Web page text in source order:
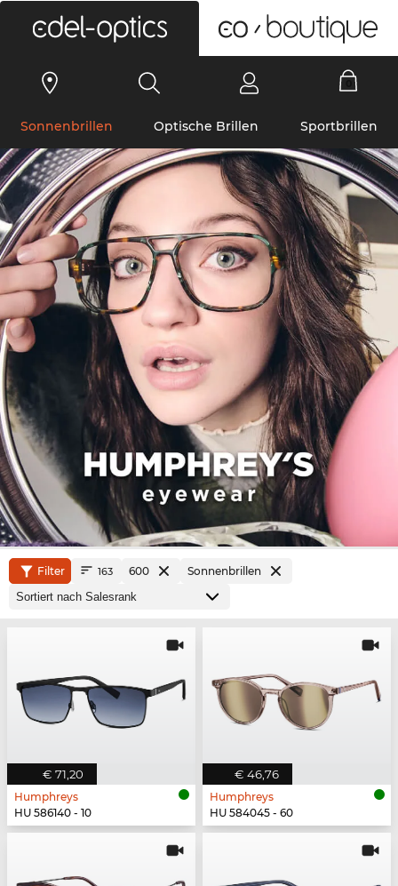
Sonnenbrillen Optische Brillen Sportbrillen
Filter 163 600 Sonnenbrillen
€ 71,20
Humphreys
HU 586140 - 10
€ 46,76
Humphreys
HU 584045 - 60